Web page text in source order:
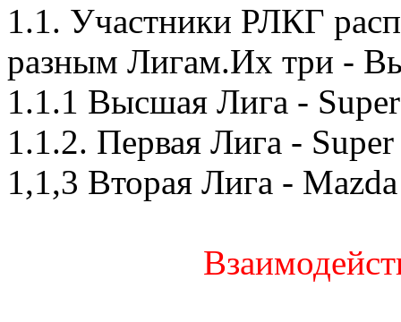
1.1. Участники РЛКГ
разным Лигам.Их три -
1.1.1 Высшая Лига -
1.1.2. Первая Лига -
1,1,3 Вторая Лига -